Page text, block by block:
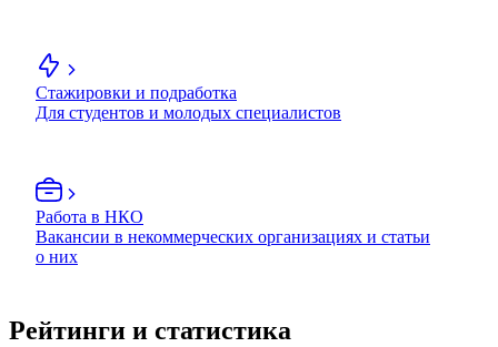
Стажировки и подработка
Для студентов и молодых специалистов
Работа в НКО
Вакансии в некоммерческих организациях и статьи
о них
Рейтинги и статистика